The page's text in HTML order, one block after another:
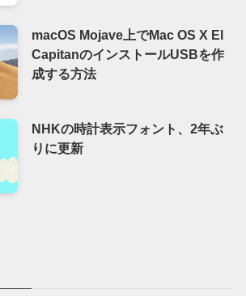
macOS Mojave上でMac OS X El
CapitanのインストールUSBを作
成する方法
NHKの時計表示フォント、2年ぶ
りに更新